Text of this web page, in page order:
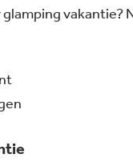
vakantie?